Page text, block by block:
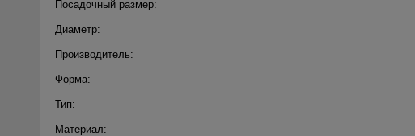
Посадочный размер:
Диаметр:
Производитель:
Форма:
Тип:
Материал: